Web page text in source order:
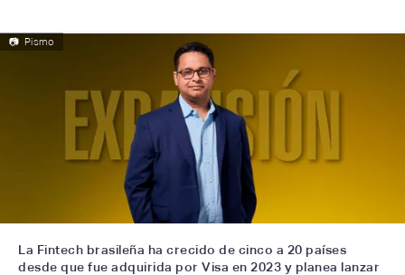
📷 Pismo
La Fintech brasileña ha crecido de cinco a 20 países
desde que fue adquirida por Visa en 2023 y planea lanzar